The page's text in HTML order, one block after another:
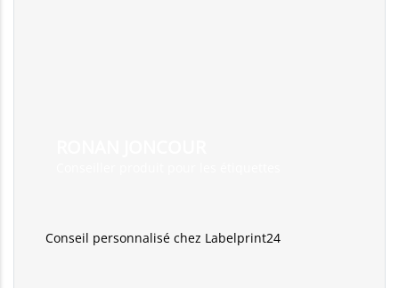
Conseil personnalisé chez Labelprint24